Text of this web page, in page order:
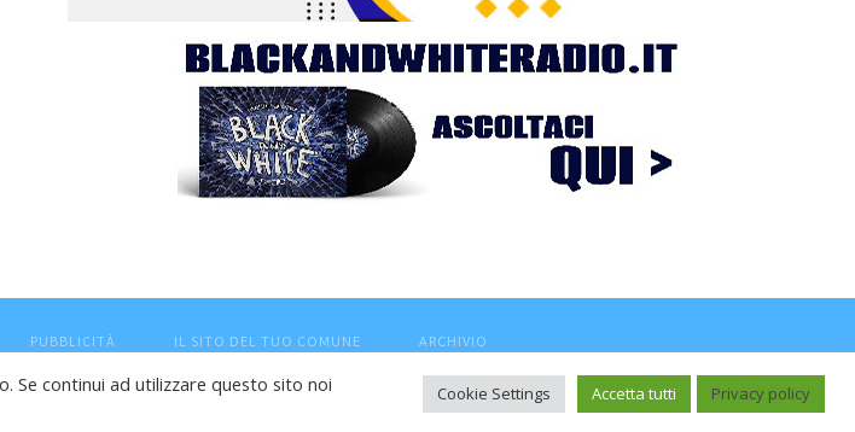
PUBBLICITÀ IL SITO DEL TUO COMUNE ARCHIVIO
- Testata giornalistica, aut. Trib.Fermo n.04/2010 del 05/08/2010
Se continui ad utilizzare questo sito noi
Cookie Settings Accetta tutti Privacy policy